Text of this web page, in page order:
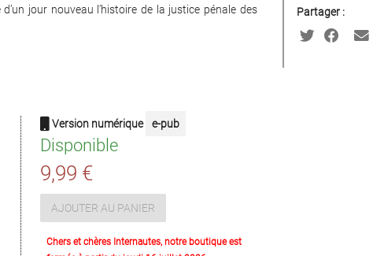
jour nouveau l’histoire de la justice pénale des
Version numérique e-pub
Disponible
9,99 €
AJOUTER AU PANIER
Chers et chères Internautes, notre boutique est
Partager :